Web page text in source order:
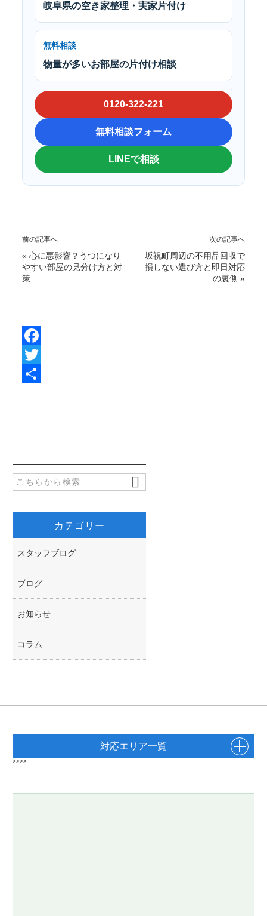
岐阜県の空き家整理・実家片付け
無料相談
物量が多いお部屋の片付け相談
0120-322-221
無料相談フォーム
LINEで相談
前の記事へ
« 心に悪影響？うつになり
やすい部屋の見分け方と対
策
次の記事へ
坂祝町周辺の不用品回収で
損しない選び方と即日対応
の裏側 »
F
カテゴリー
スタッフブログ
ブログ
お知らせ
コラム
対応エリア一覧
>>>>